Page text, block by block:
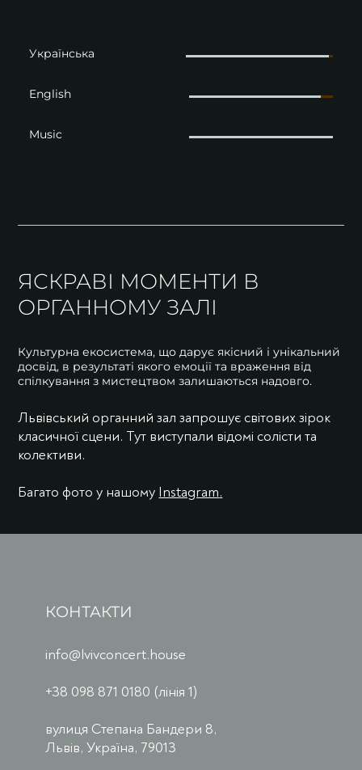
Українська
English
Music
ЯСКРАВІ МОМЕНТИ В
ОРГАННОМУ ЗАЛІ
Культурна екосистема, що дарує якісний і унікальний
досвід, в результаті якого емоції та враження від
спілкування з мистецтвом залишаються надовго.
Львівський органний зал запрошує світових зірок
класичної сцени. Тут виступали відомі солісти та
колективи.
Багато фото у нашому Instagram.
КОНТАКТИ
info@lvivconcert.house
+38 098 871 0180 (лінія 1)
вулиця Степана Бандери 8,
Львів, Україна, 79013